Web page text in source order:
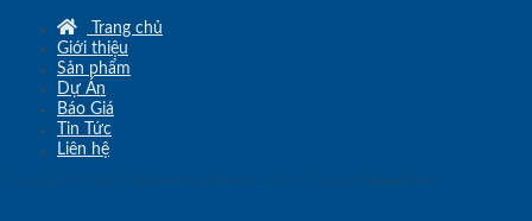
Trang chủ
Giới thiệu
Sản phẩm
Dự Án
Báo Giá
Tin Tức
Liên hệ